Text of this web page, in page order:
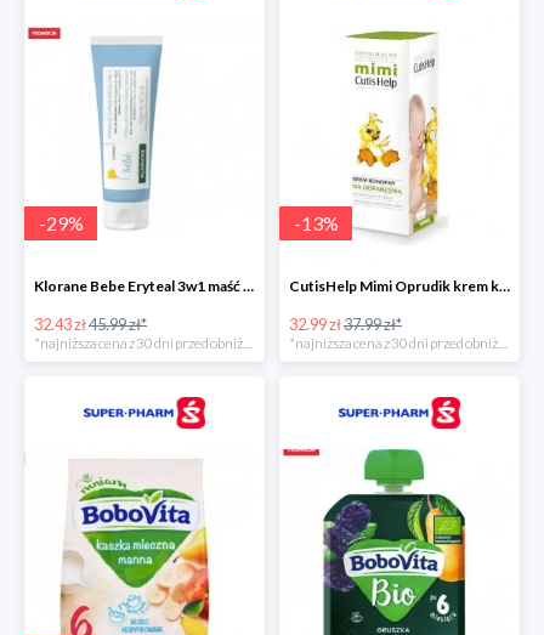
-29%
Klorane Bebe Eryteal 3w1 maść do przewijania dla dzieci
32.43 zł45.99 zł*
*najniższa cena z 30 dni przed obniżką
-13%
CutisHelp Mimi Oprudik krem konopny
32.99 zł37.99 zł*
*najniższa cena z 30 dni przed obniżką